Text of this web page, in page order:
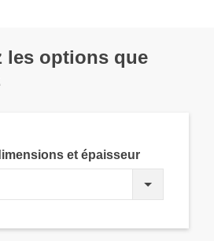
les options que
et épaisseur